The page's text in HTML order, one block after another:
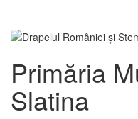
Primăria
Slatina